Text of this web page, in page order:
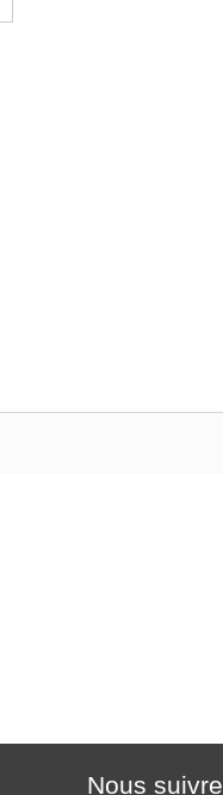
Nous suivre